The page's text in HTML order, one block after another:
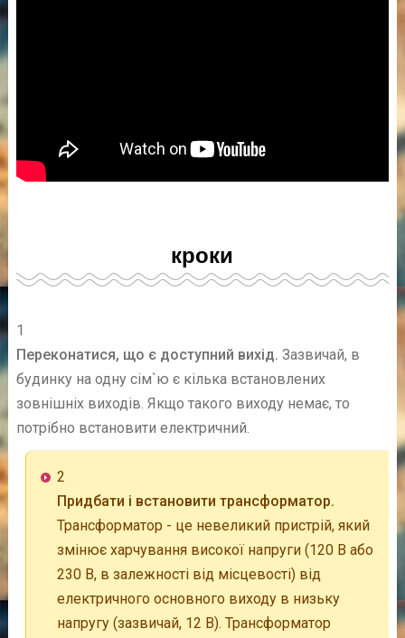
кроки
1
Переконатися, що є доступний вихід. Зазвичай, в
будинку на одну сім`ю є кілька встановлених
зовнішніх виходів. Якщо такого виходу немає, то
потрібно встановити електричний.
2
Придбати і встановити трансформатор.
Трансформатор - це невеликий пристрій, який
змінює харчування високої напруги (120 В або
230 В, в залежності від місцевості) від
електричного основного виходу в низьку
напругу (зазвичай, 12 В). Трансформатор